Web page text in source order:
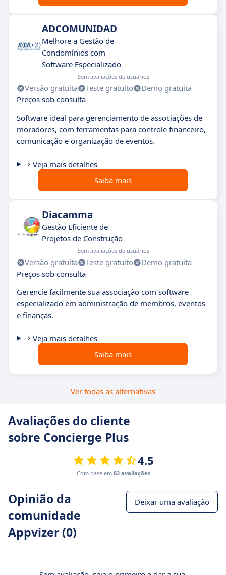
ADCOMUNIDAD
Melhore a Gestão de
Condomínios com
Software Especializado
Sem avaliações de usuários
Versão gratuita Teste gratuito
Demo gratuita
Preços sob consulta
Software ideal para gerenciamento de associações de
moradores, com ferramentas para controle financeiro,
comunicação e organização de eventos.
Veja mais detalhes
Saiba mais
Diacamma
Gestão Eficiente de
Projetos de Construção
Sem avaliações de usuários
Versão gratuita Teste gratuito
Demo gratuita
Preços sob consulta
Gerencie facilmente sua associação com software
especializado em administração de membros, eventos
e finanças.
Veja mais detalhes
Saiba mais
Ver todas as alternativas
Avaliações do cliente
sobre Concierge Plus
4.5
Com base em 82 avaliações
Opinião da
comunidade
Appvizer (0)
Deixar uma avaliação